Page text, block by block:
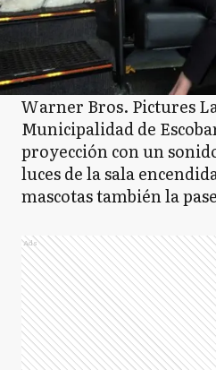
Warner Bros. Pictures
Municipalidad de
proyección con un
luces de la sala
mascotas también la
Ads